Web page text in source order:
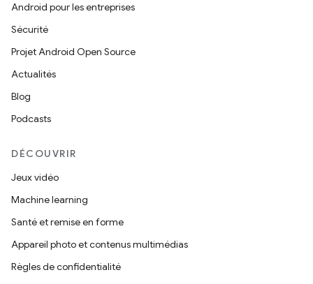
Android pour les entreprises
Sécurité
Projet Android Open Source
Actualités
Blog
Podcasts
DÉCOUVRIR
Jeux vidéo
Machine learning
Santé et remise en forme
Appareil photo et contenus multimédias
Règles de confidentialité